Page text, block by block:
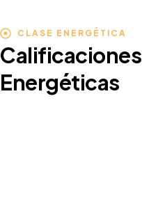
CLASE ENERGÉTICA
Calificaciones
Energéticas